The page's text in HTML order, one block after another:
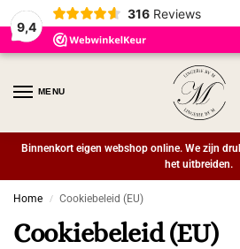
9,4
316 Reviews
MENU
Binnenkort eigen webshop online. We zijn
het uitbreiden.
Home / Cookiebeleid (EU)
Cookiebeleid (EU)